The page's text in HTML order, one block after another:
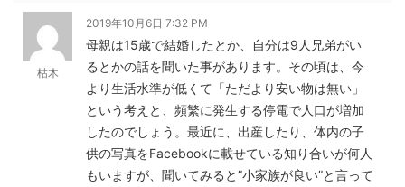
枯木
2019年10月6日 7:32 PM
母親は15歳で結婚したとか、自分は9人兄弟がい
るとかの話を聞いた事があります。その頃は、今
より生活水準が低くて「ただより安い物は無い」
という考えと、頻繁に発生する停電で人口が増加
したのでしょう。最近に、出産したり、体内の子
供の写真をFacebookに載せている知り合いが何人
もいますが、聞いてみると”小家族が良い”と言って